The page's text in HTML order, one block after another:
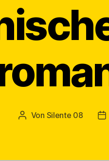
Beitragsautor
Von Silente 08